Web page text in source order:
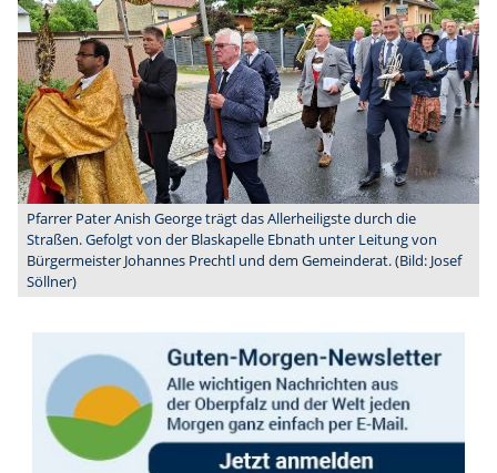
Pfarrer Pater Anish George trägt das Allerheiligste durch die
Straßen. Gefolgt von der Blaskapelle Ebnath unter Leitung von
Bürgermeister Johannes Prechtl und dem Gemeinderat. (Bild: Josef
Söllner)